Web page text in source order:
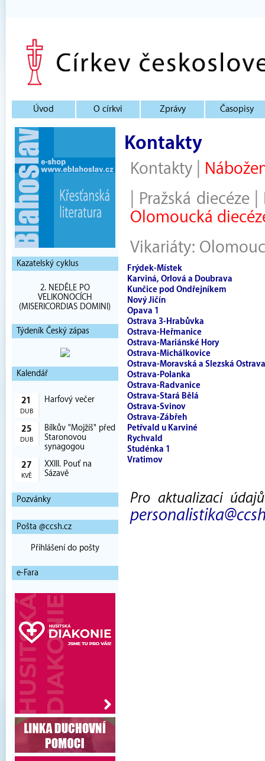
Úvod O církvi Zprávy Časopisy
Kazatelský cyklus
2. NEDĚLE PO
VELIKONOCÍCH
(MISERICORDIAS DOMINI)
Týdeník Český zápas
Kalendář
21
DUB
Harfový večer
25
DUB
Bílkův "Mojžíš" před
Staronovou
synagogou
27
KVĚ
XXIII. Pouť na
Sázavě
Pozvánky
Pošta @ccsh.cz
Přihlášení do pošty
e-Fara
Kontakty
Kontakty
Pražská diecéze|
Olomoucká
Vikariáty: Olomouc
Frýdek-Místek
Karviná, Orlová a Doubrava
Kunčice pod Ondřejníkem
Nový Jičín
Opava 1
Ostrava 3-Hrabůvka
Ostrava-Heřmanice
Ostrava-Mariánské Hory
Ostrava-Michálkovice
Ostrava-Moravská a Slezská Ostrava
Ostrava-Polanka
Ostrava-Radvanice
Ostrava-Stará Bělá
Ostrava-Svinov
Ostrava-Zábřeh
Petřvald u Karviné
Rychvald
Studénka 1
Vratimov
Pro aktualizaci